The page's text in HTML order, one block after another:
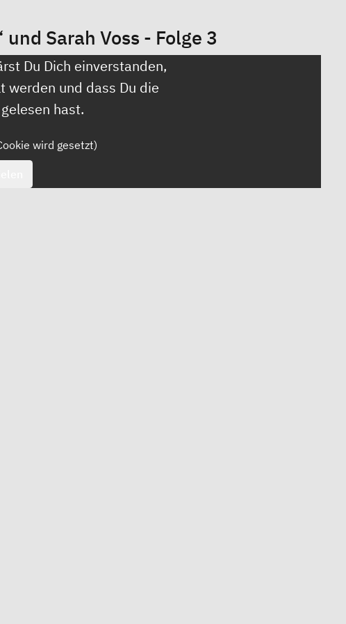
Sarah Voss - Folge 3
Du Dich einverstanden,
werden und dass Du die
gelesen hast.
wird gesetzt)